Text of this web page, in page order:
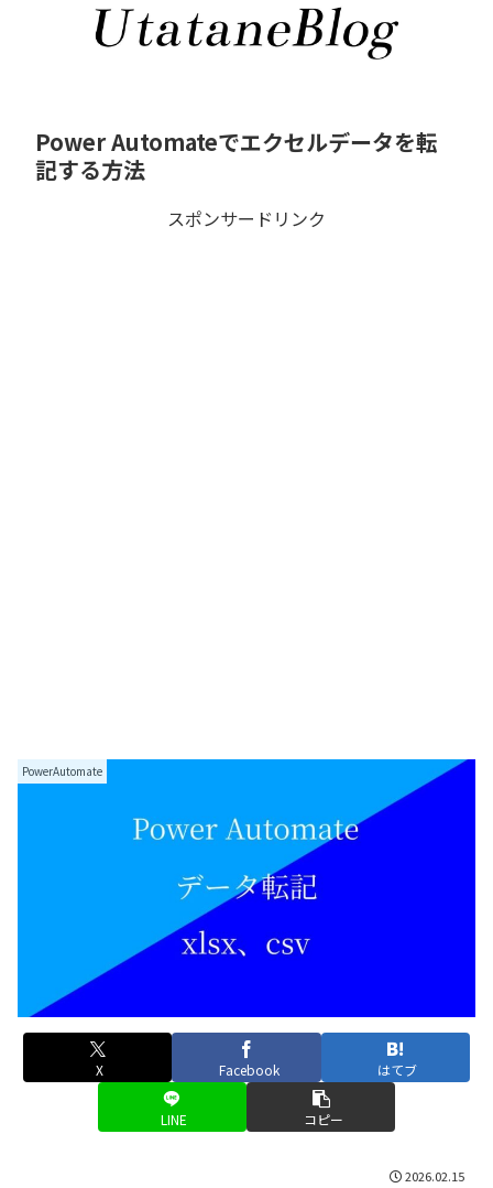
Power Automateでエクセルデータを転
記する方法
スポンサードリンク
PowerAutomate
X Facebook はてブ
LINE コピー
2026.02.15